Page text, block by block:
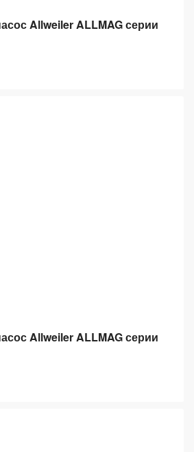
Allweiler ALLMAG серии
Allweiler ALLMAG серии